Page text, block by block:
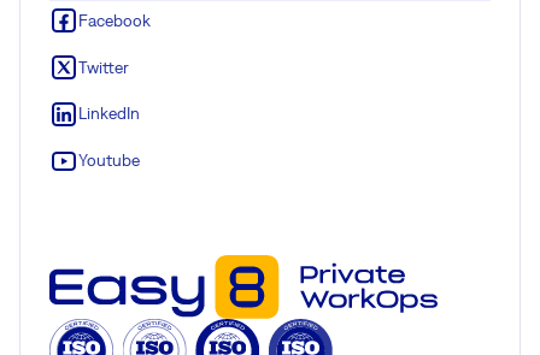
Facebook
Twitter
LinkedIn
Youtube